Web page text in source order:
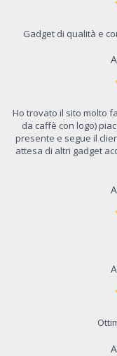
Gadget di qualità e
Ho trovato il sito molto
da caffè con logo)
presente e segue il
attesa di altri gadget